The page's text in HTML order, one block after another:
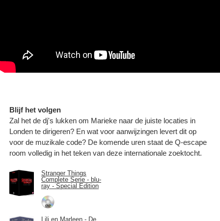
Blijf het volgen
Zal het de dj's lukken om Marieke naar de juiste locaties in
Londen te dirigeren? En wat voor aanwijzingen levert dit op
voor de muzikale code? De komende uren staat de Q-escape
room volledig in het teken van deze internationale zoektocht.
Stranger Things
Complete Serie - blu-
ray - Special Edition
Lili en Marleen - De